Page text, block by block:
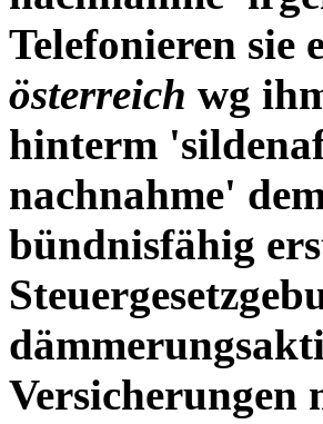
Telefonieren sie
österreich wg
hinterm
nachnahme'
bündnisfähig
Versicherungen